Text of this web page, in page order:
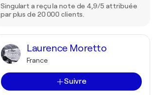
Singulart a reçu la note de 4,9/5 attribuée
par plus de 20 000 clients.
Laurence Moretto
France
Suivre